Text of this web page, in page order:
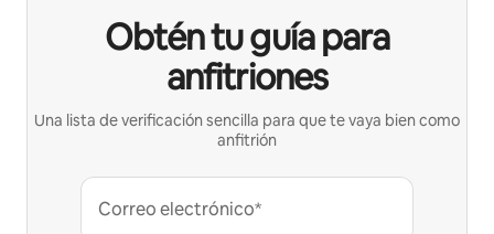
Obtén tu guía para
anfitriones
Una lista de verificación sencilla para que te vaya bien como
anfitrión
Correo electrónico*